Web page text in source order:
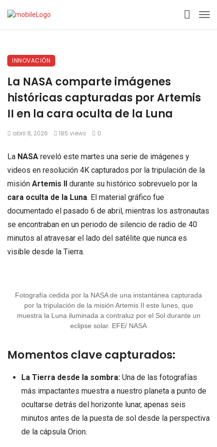
INNOVACIÓN
La NASA comparte imágenes
históricas capturadas por Artemis
II en la cara oculta de la Luna
abril 8, 2026 185 views 0
La NASA reveló este martes una serie de imágenes y
videos en resolución 4K capturados por la tripulación de la
misión Artemis II durante su histórico sobrevuelo por la
cara oculta de la Luna. El material gráfico fue
documentado el pasado 6 de abril, mientras los astronautas
se encontraban en un periodo de silencio de radio de 40
minutos al atravesar el lado del satélite que nunca es
visible desde la Tierra.
Fotografía cedida por la NASA de una instantánea capturada
por la tripulación de la misión Artemis II este lunes, que
muestra la Luna iluminada a contraluz por el Sol durante un
eclipse solar. EFE/ NASA
Momentos clave capturados:
La Tierra desde la sombra:Una de las fotografías
más impactantes muestra a nuestro planeta a punto de
ocultarse detrás del horizonte lunar, apenas seis
minutos antes de la puesta de sol desde la perspectiva
de la cápsula Orion.